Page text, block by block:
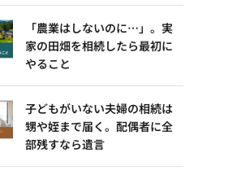
「農業はしないのに…」。実
家の田畑を相続したら最初に
やること
子どもがいない夫婦の相続は
甥や姪まで届く。配偶者に全
部残すなら遺言